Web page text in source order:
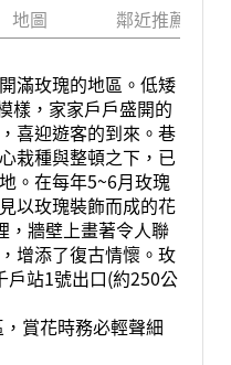
地圖 鄰近推薦景點
滿玫瑰的地區。低矮
樣，家家戶戶盛開的
喜迎遊客的到來。巷
栽種與整頓之下，已
。在每年5~6月玫瑰
以玫瑰裝飾而成的花
，牆壁上畫著令人聯
增添了復古情懷。玫
戶站1號出口(約250公
賞花時務必輕聲細